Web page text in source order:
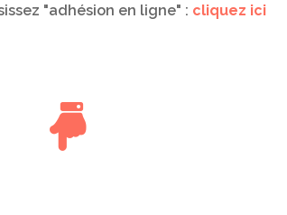
"adhésion en ligne" : cliquez ici
